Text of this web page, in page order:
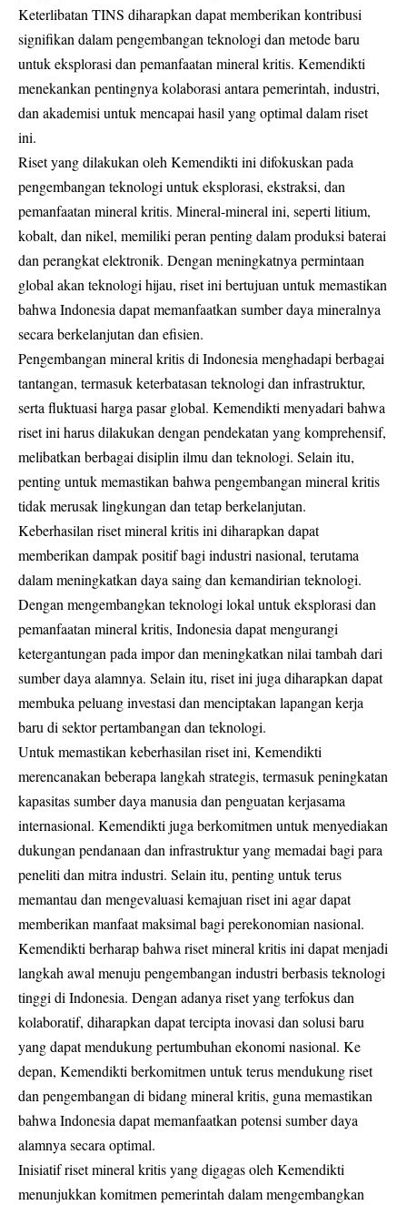
Keterlibatan TINS diharapkan dapat memberikan kontribusi
signifikan dalam pengembangan teknologi dan metode baru
untuk eksplorasi dan pemanfaatan mineral kritis. Kemendikti
menekankan pentingnya kolaborasi antara pemerintah, industri,
dan akademisi untuk mencapai hasil yang optimal dalam riset
ini.
Riset yang dilakukan oleh Kemendikti ini difokuskan pada
pengembangan teknologi untuk eksplorasi, ekstraksi, dan
pemanfaatan mineral kritis. Mineral-mineral ini, seperti litium,
kobalt, dan nikel, memiliki peran penting dalam produksi baterai
dan perangkat elektronik. Dengan meningkatnya permintaan
global akan teknologi hijau, riset ini bertujuan untuk memastikan
bahwa Indonesia dapat memanfaatkan sumber daya mineralnya
secara berkelanjutan dan efisien.
Pengembangan mineral kritis di Indonesia menghadapi berbagai
tantangan, termasuk keterbatasan teknologi dan infrastruktur,
serta fluktuasi harga pasar global. Kemendikti menyadari bahwa
riset ini harus dilakukan dengan pendekatan yang komprehensif,
melibatkan berbagai disiplin ilmu dan teknologi. Selain itu,
penting untuk memastikan bahwa pengembangan mineral kritis
tidak merusak lingkungan dan tetap berkelanjutan.
Keberhasilan riset mineral kritis ini diharapkan dapat
memberikan dampak positif bagi industri nasional, terutama
dalam meningkatkan daya saing dan kemandirian teknologi.
Dengan mengembangkan teknologi lokal untuk eksplorasi dan
pemanfaatan mineral kritis, Indonesia dapat mengurangi
ketergantungan pada impor dan meningkatkan nilai tambah dari
sumber daya alamnya. Selain itu, riset ini juga diharapkan dapat
membuka peluang investasi dan menciptakan lapangan kerja
baru di sektor pertambangan dan teknologi.
Untuk memastikan keberhasilan riset ini, Kemendikti
merencanakan beberapa langkah strategis, termasuk peningkatan
kapasitas sumber daya manusia dan penguatan kerjasama
internasional. Kemendikti juga berkomitmen untuk menyediakan
dukungan pendanaan dan infrastruktur yang memadai bagi para
peneliti dan mitra industri. Selain itu, penting untuk terus
memantau dan mengevaluasi kemajuan riset ini agar dapat
memberikan manfaat maksimal bagi perekonomian nasional.
Kemendikti berharap bahwa riset mineral kritis ini dapat menjadi
langkah awal menuju pengembangan industri berbasis teknologi
tinggi di Indonesia. Dengan adanya riset yang terfokus dan
kolaboratif, diharapkan dapat tercipta inovasi dan solusi baru
yang dapat mendukung pertumbuhan ekonomi nasional. Ke
depan, Kemendikti berkomitmen untuk terus mendukung riset
dan pengembangan di bidang mineral kritis, guna memastikan
bahwa Indonesia dapat memanfaatkan potensi sumber daya
alamnya secara optimal.
Inisiatif riset mineral kritis yang digagas oleh Kemendikti
menunjukkan komitmen pemerintah dalam mengembangkan